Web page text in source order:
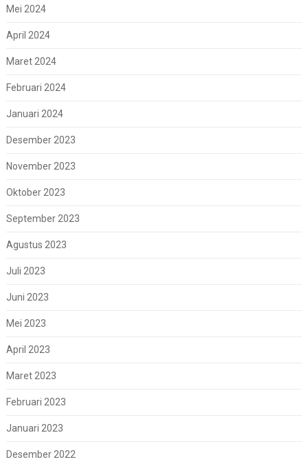
Mei 2024
April 2024
Maret 2024
Februari 2024
Januari 2024
Desember 2023
November 2023
Oktober 2023
September 2023
Agustus 2023
Juli 2023
Juni 2023
Mei 2023
April 2023
Maret 2023
Februari 2023
Januari 2023
Desember 2022